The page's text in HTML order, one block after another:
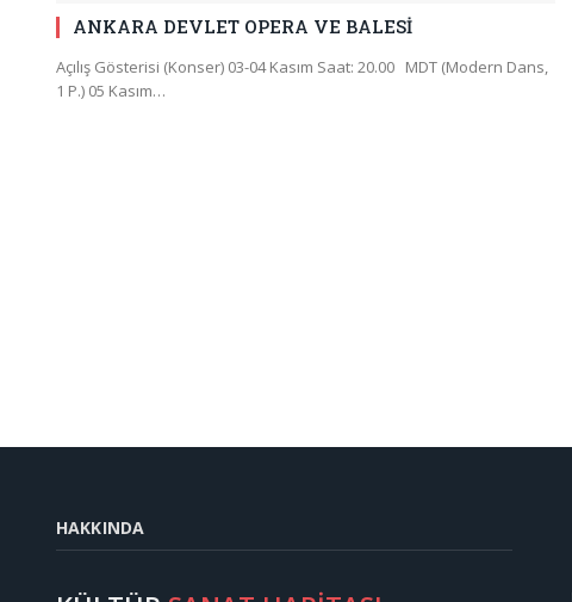
ANKARA DEVLET OPERA VE BALESİ
Açılış Gösterisi (Konser) 03-04 Kasım Saat: 20.00 MDT (Modern Dans,
1 P.) 05 Kasım…
HAKKINDA